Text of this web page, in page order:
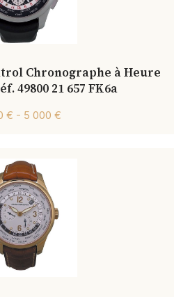
Chronographe à Heure
49800 21 657 FK6a
€ - 5 000 €